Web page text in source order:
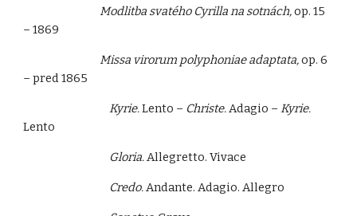
Modlitba svatého Cyrilla na sotnách,op. 15
– 1869
Missa virorum polyphoniae adaptata,op. 6
– pred 1865
Kyrie.Lento – Christe.Adagio –Kyrie.
Lento
Gloria.Allegretto. Vivace
Credo.Andante. Adagio. Allegro